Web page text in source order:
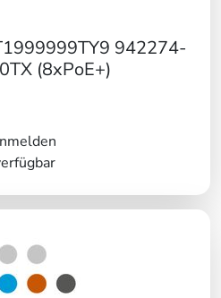
942274-
(8xPoE+)